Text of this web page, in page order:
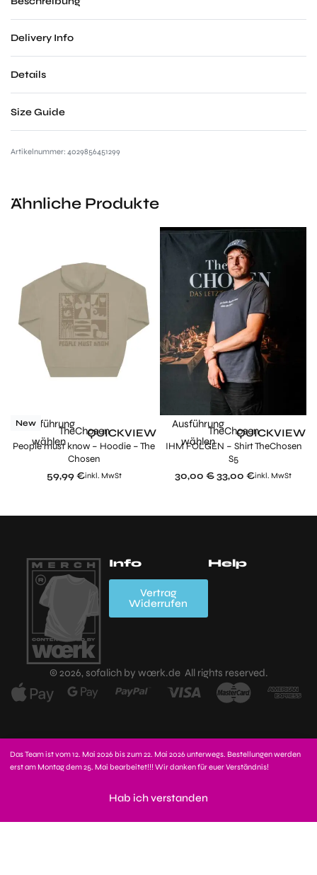
Delivery Info
Details
Size Guide
4029856451299
Ähnliche Produkte
New
Ausführung
wählen
QUICKVIEW
TheChosen
People must know – Hoodie – The
Chosen
59,99€inkl. MwSt
Ausführung
wählen
QUICKVIEW
TheChosen
IHM FOLGEN – Shirt TheChosen
S5
30,00€33,00 €inkl. MwSt
Info
Mein Account
Zahlungsarten
Versand,
Kauf
stornieren?
Vertrag
Widerrufen
Help
© 2026, sofalich by wœrk.de All rights reserved.
In den Warenkorb
Das Team ist vom 12. Mai 2026 bis zum 22. Mai 2026 unterwegs. Bestellungen werden
erst am Montag dem 25. Mai bearbeitet!!! Wir danken für euer Verständnis!
Hab ich verstanden